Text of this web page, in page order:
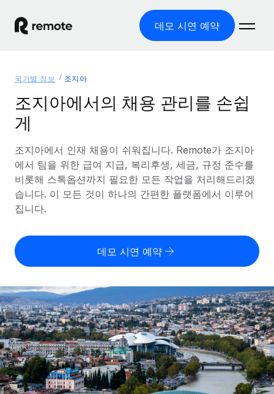
데모 시연 예약
글로벌 급여
규정을 준수하며 급여 지급을 손쉽게 처리
기록상 고용주(EOR)
법인 설립 비용 없이 전 세계로 사업을 확장
PEO
복잡한 고용 업무를 아웃소싱
인프라
Remote 통합
솔루션
글로벌 서비스 제공
국가별 정보
국가별 글로벌 채용 지원 알아보기
미국 주별 정보
Remote와 다른 솔루션 비교
다른 업체들과 비교해보기
성장 단계
스타트업
성장하는 기업을 위한 민첩한 글로벌 HR 및 급여 솔루션
중견기업
맞춤형 HR 솔루션으로 팀 확장
리소스
도구 및 계산기
국가별 총 인건비 계산
글로벌 계약직을 위한 통화 옵션과 지급 소요 시간 확인
REMOTE와 함께 배우기
리서치 및 가이드
사례 연구
요금
한국어
English
Nederlands
Français
Deutsch
Español
국가별 정보 조지아
조지아에서의 채용 관리를 손쉽
게
조지아에서 인재 채용이 쉬워집니다. Remote가 조지아
에서 팀을 위한 급여 지급, 복리후생, 세금, 규정 준수를
비롯해 스톡옵션까지 필요한 모든 작업을 처리해드리겠
습니다. 이 모든 것이 하나의 간편한 플랫폼에서 이루어
집니다.
데모 시연 예약